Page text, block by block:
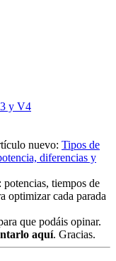
y V4
nuevo: Tipos de
diferencias y
tiempos de
optimizar cada parada
que podáis opinar.
aquí. Gracias.